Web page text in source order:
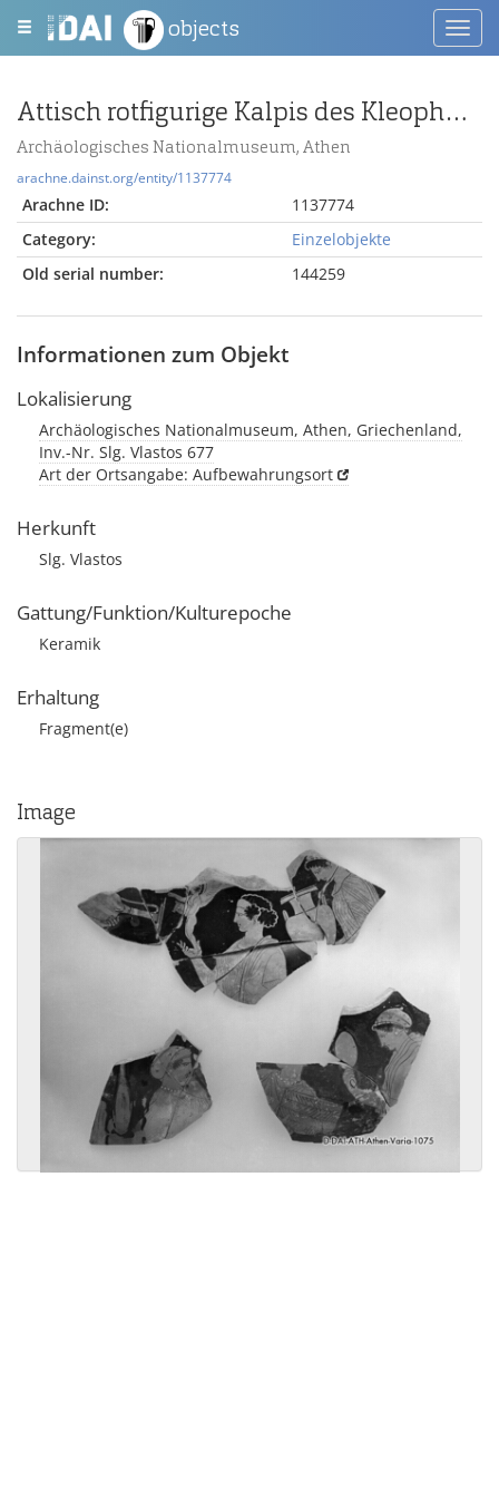
objects
Attisch rotfigurige Kalpis des Kleophon mit Hochzeitsszene
Archäologisches Nationalmuseum, Athen
arachne.dainst.org/entity/1137774
Arachne ID:
1137774
Category:
Einzelobjekte
Old serial number:
144259
Informationen zum Objekt
Lokalisierung
Archäologisches Nationalmuseum, Athen, Griechenland,
Inv.-Nr. Slg. Vlastos 677
Art der Ortsangabe: Aufbewahrungsort
Herkunft
Slg. Vlastos
Gattung/Funktion/Kulturepoche
Keramik
Erhaltung
Fragment(e)
Image